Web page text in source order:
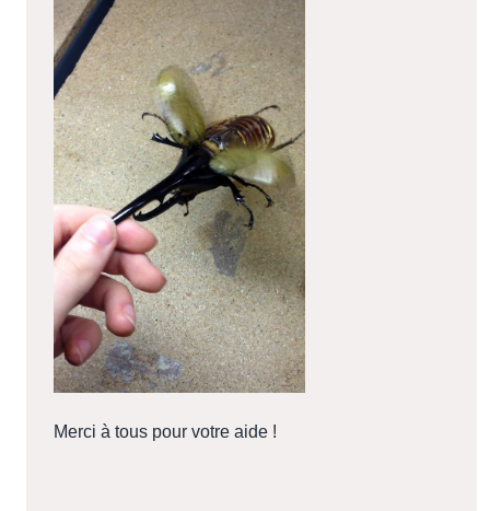
Merci à tous pour votre aide !